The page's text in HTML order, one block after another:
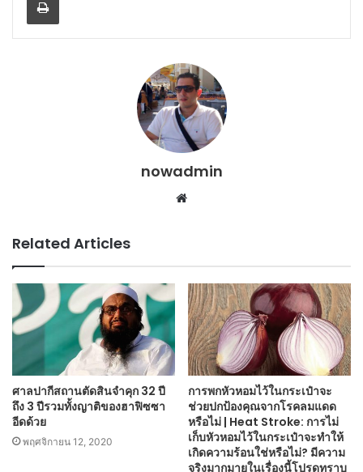
nowadmin
Website
Related Articles
ศาลปากีสถานตัดสินจำคุก 32 ปี
ถึง 3 ปีรวมทั้งญาติของฮาฟิซซา
อีดด้วย
พฤศจิกายน 12, 2020
การพกหัวหอมไว้ในกระเป๋าจะ
ช่วยปกป้องคุณจากโรคลมแดด
หรือไม่ | Heat Stroke: การไม่
เก็บหัวหอมไว้ในกระเป๋าจะทำให้
เกิดความร้อนใช่หรือไม่? มีความ
จริงมากมายในเรื่องนี้โปรดทราบ